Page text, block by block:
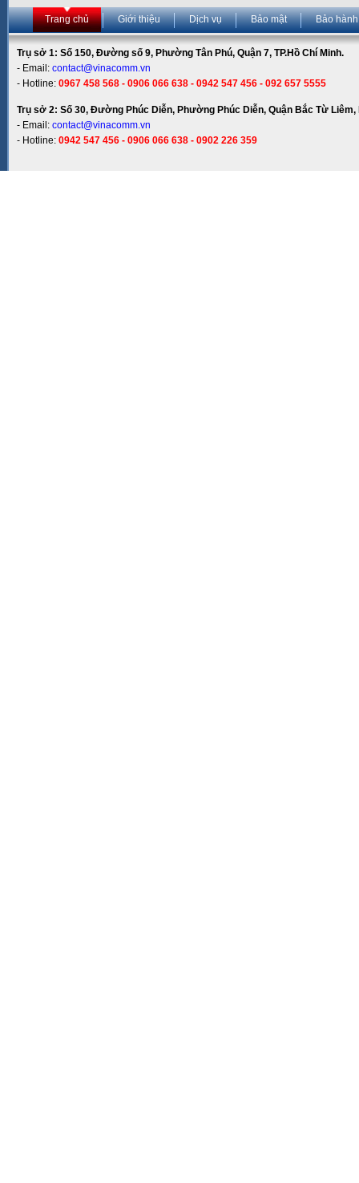
Trang chủ Giới thiệu Dịch vụ Bảo mật Bảo hành
Trụ sở 1: Số 150, Đường số 9, Phường Tân Phú, Quận 7, TP.Hồ Chí Minh.
- Email: contact@vinacomm.vn
- Hotline: 0967 458 568 - 0906 066 638 - 0942 547 456 - 092 657 5555
Trụ sở 2: Số 30, Đường Phúc Diễn, Phường Phúc Diễn, Quận Bắc Từ Liêm,
- Email: contact@vinacomm.vn
- Hotline: 0942 547 456 - 0906 066 638 - 0902 226 359